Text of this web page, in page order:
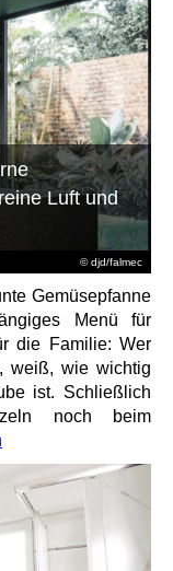
© djd/falmec
Luft und
Gemüsepfanne
Menü für
die Familie: Wer
weiß, wie wichtig
ist. Schließlich
noch beim